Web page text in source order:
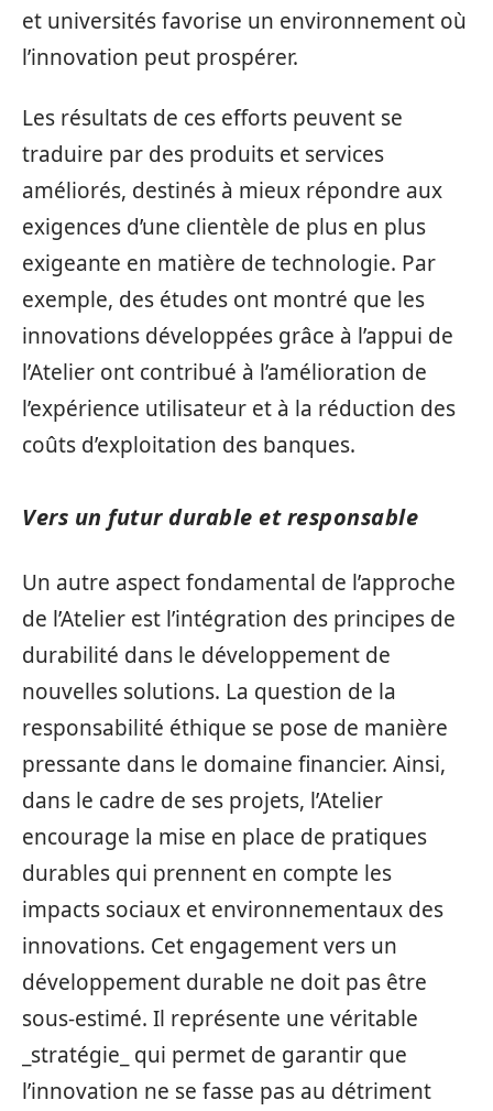
et universités favorise un environnement où
l’innovation peut prospérer.
Les résultats de ces efforts peuvent se
traduire par des produits et services
améliorés, destinés à mieux répondre aux
exigences d’une clientèle de plus en plus
exigeante en matière de technologie. Par
exemple, des études ont montré que les
innovations développées grâce à l’appui de
l’Atelier ont contribué à l’amélioration de
l’expérience utilisateur et à la réduction des
coûts d’exploitation des banques.
Vers un futur durable et responsable
Un autre aspect fondamental de l’approche
de l’Atelier est l’intégration des principes de
durabilité dans le développement de
nouvelles solutions. La question de la
responsabilité éthique se pose de manière
pressante dans le domaine financier. Ainsi,
dans le cadre de ses projets, l’Atelier
encourage la mise en place de pratiques
durables qui prennent en compte les
impacts sociaux et environnementaux des
innovations. Cet engagement vers un
développement durable ne doit pas être
sous-estimé. Il représente une véritable
_stratégie_ qui permet de garantir que
l’innovation ne se fasse pas au détriment